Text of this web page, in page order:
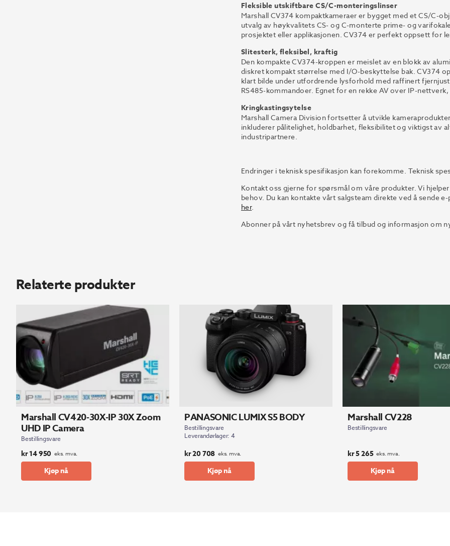
Fleksible utskiftbare CS/C-monteringslinser
Marshall CV374 kompaktkameraer er bygget med et CS/C-
utvalg av høykvalitets CS- og C-monterte prime- og
prosjektet eller applikasjonen. CV374 er perfekt oppsett for
Slitesterk, fleksibel, kraftig
Den kompakte CV374-kroppen er meislet av en blokk av
diskret kompakt størrelse med I/O-beskyttelse bak. CV374
klart bilde under utfordrende lysforhold med raffinert
RS485-kommandoer. Egnet for en rekke AV over IP-
Kringkastingsytelse
Marshall Camera Division fortsetter å utvikle
inkluderer pålitelighet, holdbarhet, fleksibilitet og viktigst av
industripartnere.
Endringer i teknisk spesifikasjon kan forekomme. Teknisk
Kontakt oss gjerne for spørsmål om våre produkter. Vi
behov. Du kan kontakte vårt salgsteam direkte ved å sende
her.
Abonner på vårt nyhetsbrev og få tilbud og informasjon om
Relaterte produkter
Marshall CV420-30X-IP 30X Zoom
UHD IP Camera
Bestillingsvare
kr14 950 eks. mva.
Kjøp nå
PANASONIC LUMIX S5 BODY
Bestillingsvare
Leverandørlager: 4
kr20 708 eks. mva.
Kjøp nå
Marshall CV228
Bestillingsvare
kr5 265 eks. mva.
Kjøp nå